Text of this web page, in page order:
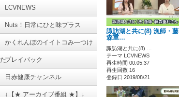
LCVNEWS
Nuts！日常にひと味プラス
かくれんぼのイイトコみ―つけ
たプレイバック
日赤健康チャンネル
↓【★ アーカイブ番組 ★】↓
諏訪湖と共に(8) 漁師・藤
森重…
諏訪湖と共に(8) …
テーマ LCVNEWS
再生時間 00:05:37
再生回数 16
登録日 2019/08/21